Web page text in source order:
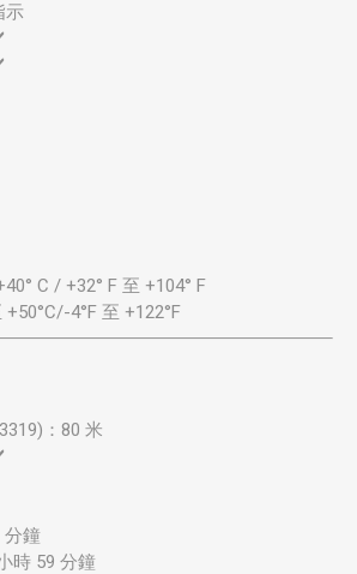
示
C / +32° F 至 +104° F
4°F 至 +122°F
：80 米
分鐘
時 59 分鐘